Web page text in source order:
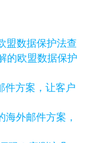
查
的欧盟数据保护
外邮件方案，